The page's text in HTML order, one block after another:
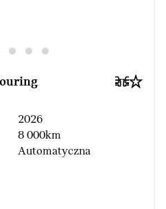
2026
8 000km
Automatyczna